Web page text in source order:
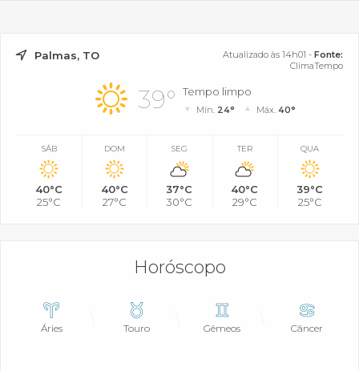
Palmas, TO Atualizado às 14h01 - Fonte:
ClimaTempo
39° Tempo limpo
Mín. 24° Máx.40°
SÁB
40°C
25°C
DOM
40°C
27°C
SEG
37°C
30°C
TER
40°C
29°C
QUA
39°C
25°C
Horóscopo
Áries Touro Gêmeos Câncer